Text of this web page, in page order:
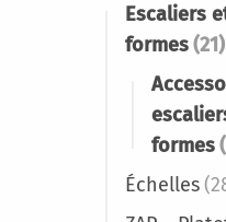
Escaliers
formes(21)
formes
Échelles